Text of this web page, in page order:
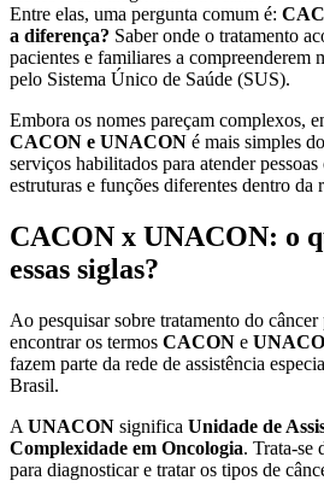
Entre elas, uma pergunta comum é:
a diferença? Saber onde o tratamento
pacientes e familiares a compreenderem
pelo Sistema Único de Saúde (SUS).
Embora os nomes pareçam complexos,
CACON e UNACON é mais simples
serviços habilitados para atender
estruturas e funções diferentes dentro da
CACON x UNACON: o
essas siglas?
Ao pesquisar sobre tratamento do
encontrar os termos CACON e
fazem parte da rede de assistência
Brasil.
A UNACON significa Unidade de
Complexidade em Oncologia. Trata-se
para diagnosticar e tratar os tipos de